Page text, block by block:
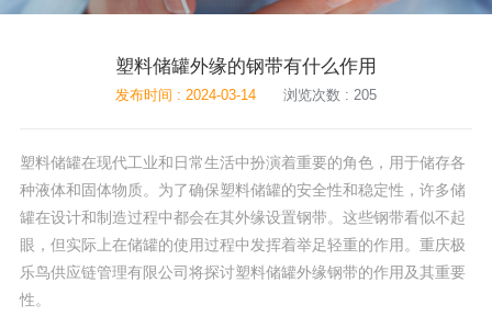
塑料储罐外缘的钢带有什么作用
发布时间 : 2024-03-14 浏览次数 : 205
塑料储罐在现代工业和日常生活中扮演着重要的角色，用于储存各
种液体和固体物质。为了确保塑料储罐的安全性和稳定性，许多储
罐在设计和制造过程中都会在其外缘设置钢带。这些钢带看似不起
眼，但实际上在储罐的使用过程中发挥着举足轻重的作用。重庆极
乐鸟供应链管理有限公司将探讨塑料储罐外缘钢带的作用及其重要
性。